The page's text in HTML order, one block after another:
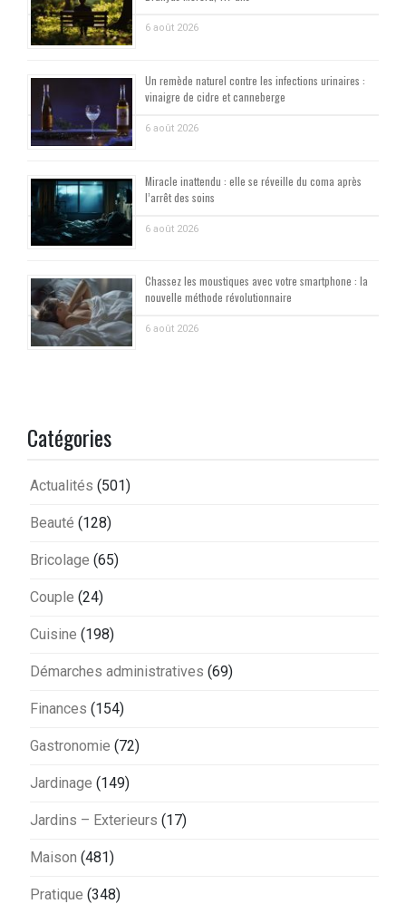
6 août 2026
Un remède naturel contre les infections urinaires :
vinaigre de cidre et canneberge
6 août 2026
Miracle inattendu : elle se réveille du coma après
l’arrêt des soins
6 août 2026
Chassez les moustiques avec votre smartphone : la
nouvelle méthode révolutionnaire
6 août 2026
Catégories
Actualités (501)
Beauté (128)
Bricolage (65)
Couple (24)
Cuisine (198)
Démarches administratives (69)
Finances (154)
Gastronomie (72)
Jardinage (149)
Jardins – Exterieurs (17)
Maison (481)
Pratique (348)